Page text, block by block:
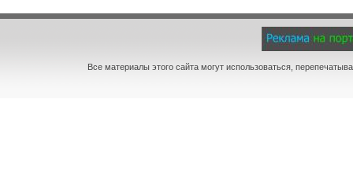
Все материалы этого сайта могут использоваться,